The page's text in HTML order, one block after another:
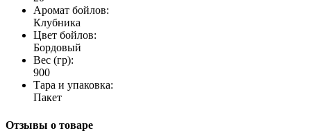
Аромат бойлов:
Клубника
Цвет бойлов:
Бордовый
Вес (гр):
900
Тара и упаковка:
Пакет
Отзывы о товаре